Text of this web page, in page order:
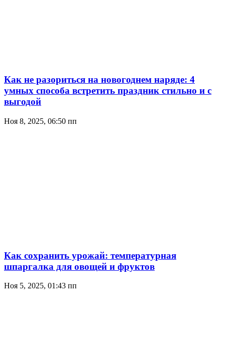
Как не разориться на новогоднем наряде: 4
умных способа встретить праздник стильно и с
выгодой
Ноя 8, 2025, 06:50 пп
Как сохранить урожай: температурная
шпаргалка для овощей и фруктов
Ноя 5, 2025, 01:43 пп